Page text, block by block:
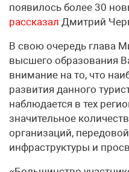
появилось более 30
рассказал Дмитрий
В свою очередь глава
высшего образования
внимание на то, что
развития данного
наблюдается в тех
значительное
организаций,
инфраструктуры и